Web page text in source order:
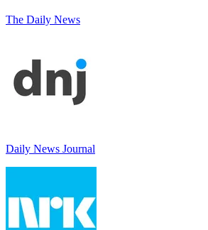
The Daily News
Daily News Journal